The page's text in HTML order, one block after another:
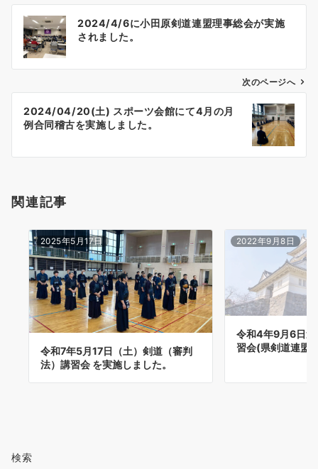
ビ
ン
2024/4/6に小田原剣道連盟理事総会が実施
されました。
次のページへ
2024/04/20(土) スポーツ会館にて4月の月
例合同稽古を実施しました。
関連記事
2025年5月17日
令和7年5月17日（土）剣道（審判
法）講習会 を実施しました。
2022年9月8日
令和4年9月6日送
習会(県剣道連盟
検索